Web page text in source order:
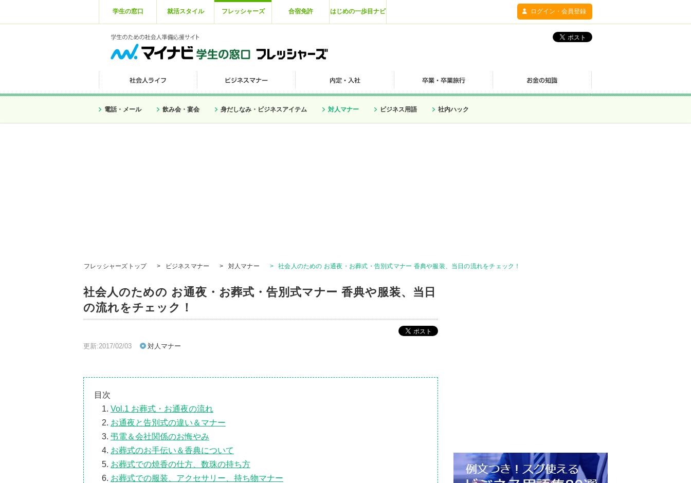
学生の窓口 就活スタイル フレッシャーズ 合宿免許 はじめの一歩目ナビ ログイン・会員登録
電話・メール 飲み会・宴会 身だしなみ・ビジネスアイテム 対人マナー ビジネス用語 社内ハック
フレッシャーズトップ > ビジネスマナー > 対人マナー > 社会人のための お通夜・お葬式・告別式マナー 香典や服装、当日の流れをチェック！
社会人のための お通夜・お葬式・告別式マナー 香典や服装、当日
の流れをチェック！
更新:2017/02/03 対人マナー
目次
Vol.1 お葬式・お通夜の流れ
お通夜と告別式の違い＆マナー
弔電＆会社関係のお悔やみ
お葬式のお手伝い＆香典について
お葬式での焼香の仕方、数珠の持ち方
お葬式での服装、アクセサリー、持ち物マナー